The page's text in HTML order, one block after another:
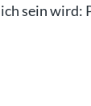
sein wird: